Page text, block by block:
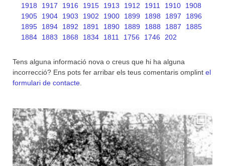
1918
1917 1916 1915 1913 1912 1911 1910
1908
1905
1904 1903 1902 1900 1899 1898 1897
1896
1895
1894 1892 1891 1890 1889 1888 1887
1885
1884
1883 1868 1834 1811 1756 1746 202
Tens alguna informació nova o creus que hi ha alguna
incorrecció? Ens pots fer arribar els teus comentaris omplint el
formulari de contacte.